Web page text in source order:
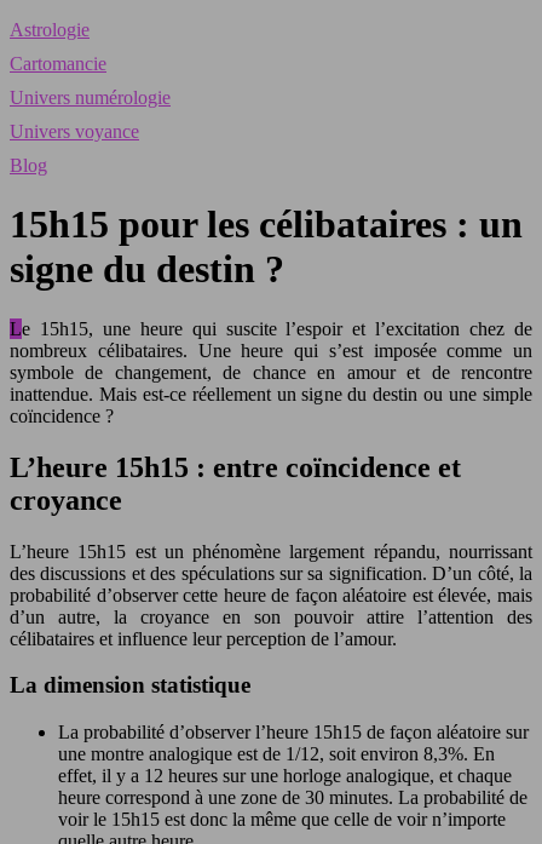
Astrologie
Cartomancie
Univers numérologie
Univers voyance
Blog
15h15 pour les célibataires : un
signe du destin ?
Le 15h15, une heure qui suscite l’espoir et l’excitation chez de
nombreux célibataires. Une heure qui s’est imposée comme un
symbole de changement, de chance en amour et de rencontre
inattendue. Mais est-ce réellement un signe du destin ou une simple
coïncidence ?
L’heure 15h15 : entre coïncidence et
croyance
L’heure 15h15 est un phénomène largement répandu, nourrissant
des discussions et des spéculations sur sa signification. D’un côté, la
probabilité d’observer cette heure de façon aléatoire est élevée, mais
d’un autre, la croyance en son pouvoir attire l’attention des
célibataires et influence leur perception de l’amour.
La dimension statistique
La probabilité d’observer l’heure 15h15 de façon aléatoire sur
une montre analogique est de 1/12, soit environ 8,3%. En
effet, il y a 12 heures sur une horloge analogique, et chaque
heure correspond à une zone de 30 minutes. La probabilité de
voir le 15h15 est donc la même que celle de voir n’importe